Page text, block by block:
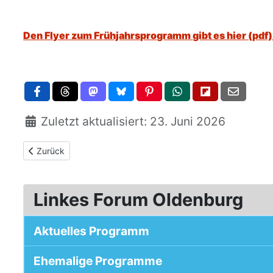
Den Flyer zum Frühjahrsprogramm gibt es hier
Zuletzt aktualisiert: 23. Juni 2026
Vorheriger Beitrag: Herbst-/Winter-programm-2015-16 -
Zurück
Linkes Forum Oldenburg
Aktuelles Programm
Ehemalige Programme